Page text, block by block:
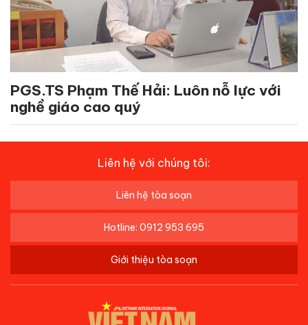
PGS.TS Phạm Thế Hải: Luôn nỗ lực với
nghề giáo cao quý
Liên hệ với chúng tôi:
Liên hệ tòa soạn
Hotline: 0912 953 695
Giới thiệu tòa soạn